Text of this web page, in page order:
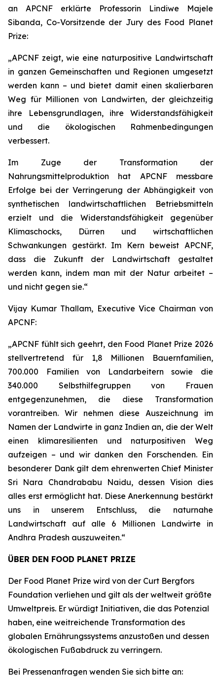
an APCNF erklärte Professorin Lindiwe Majele
Sibanda, Co-Vorsitzende der Jury des Food Planet
Prize:
„APCNF zeigt, wie eine naturpositive Landwirtschaft
in ganzen Gemeinschaften und Regionen umgesetzt
werden kann – und bietet damit einen skalierbaren
Weg für Millionen von Landwirten, der gleichzeitig
ihre Lebensgrundlagen, ihre Widerstandsfähigkeit
und die ökologischen Rahmenbedingungen
verbessert.
Im Zuge der Transformation der
Nahrungsmittelproduktion hat APCNF messbare
Erfolge bei der Verringerung der Abhängigkeit von
synthetischen landwirtschaftlichen Betriebsmitteln
erzielt und die Widerstandsfähigkeit gegenüber
Klimaschocks, Dürren und wirtschaftlichen
Schwankungen gestärkt. Im Kern beweist APCNF,
dass die Zukunft der Landwirtschaft gestaltet
werden kann, indem man mit der Natur arbeitet –
und nicht gegen sie.“
Vijay Kumar Thallam, Executive Vice Chairman von
APCNF:
„APCNF fühlt sich geehrt, den Food Planet Prize 2026
stellvertretend für 1,8 Millionen Bauernfamilien,
700.000 Familien von Landarbeitern sowie die
340.000 Selbsthilfegruppen von Frauen
entgegenzunehmen, die diese Transformation
vorantreiben. Wir nehmen diese Auszeichnung im
Namen der Landwirte in ganz Indien an, die der Welt
einen klimaresilienten und naturpositiven Weg
aufzeigen – und wir danken den Forschenden. Ein
besonderer Dank gilt dem ehrenwerten Chief Minister
Sri Nara Chandrababu Naidu, dessen Vision dies
alles erst ermöglicht hat. Diese Anerkennung bestärkt
uns in unserem Entschluss, die naturnahe
Landwirtschaft auf alle 6 Millionen Landwirte in
Andhra Pradesh auszuweiten.“
ÜBER DEN FOOD PLANET PRIZE
Der Food Planet Prize wird von der Curt Bergfors
Foundation verliehen und gilt als der weltweit größte
Umweltpreis. Er würdigt Initiativen, die das Potenzial
haben, eine weitreichende Transformation des
globalen Ernährungssystems anzustoßen und dessen
ökologischen Fußabdruck zu verringern.
Bei Pressenanfragen wenden Sie sich bitte an: